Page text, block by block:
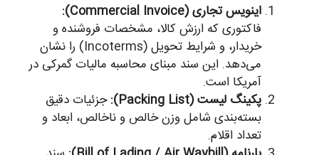
اینویس تجاری (Commercial Invoice):
فاکتوری که ارزش کالا، مشخصات فروشنده و
خریدار، و شرایط تحویل (Incoterms) را نشان
می‌دهد. این سند مبنای محاسبه مالیات گمرکی در
آمریکا است.
پکینگ لیست (Packing List):
جزئیات دقیق
بسته‌بندی شامل وزن خالص و ناخالص، ابعاد و
تعداد اقلام.